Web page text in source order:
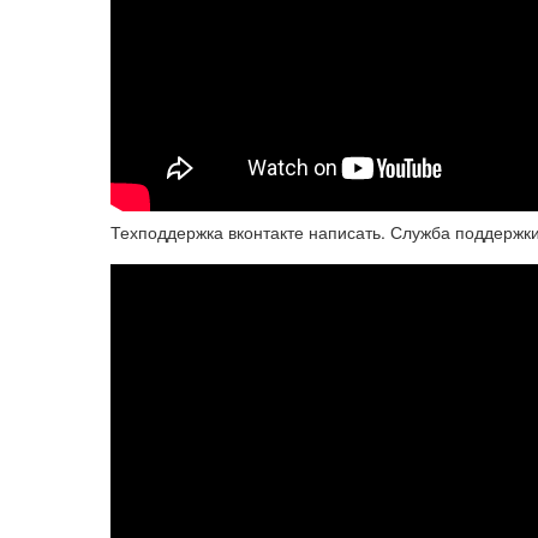
Техподдержка вконтакте написать. Служба